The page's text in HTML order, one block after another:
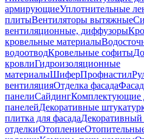
армирующиеУплотнительные
плитыВентиляторы вытяжные
вентиляционные, диффузоры
кровельные материалы
водоотводКровельные софиты
кровлиГидроизоляционные
материалыШиферПрофнастил
вентиляцияОтделка фасада
панелиСайдингКомплектующие
панелейДекоративные
плитка для фасада
отделкиОтопление